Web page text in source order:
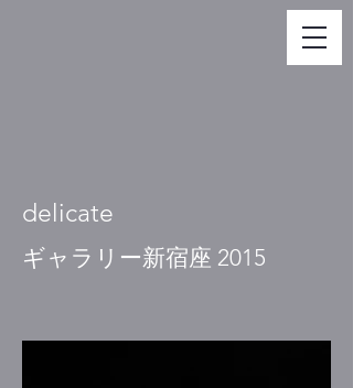
delicate
ギャラリー新宿座 2015